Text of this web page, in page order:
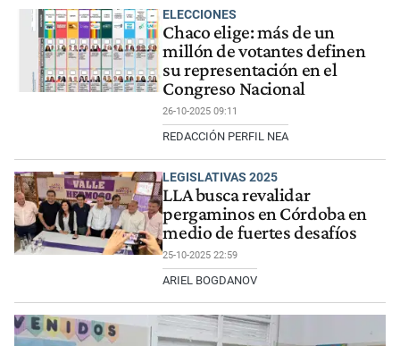
ELECCIONES
Chaco elige: más de un
millón de votantes definen
su representación en el
Congreso Nacional
26-10-2025 09:11
REDACCIÓN PERFIL NEA
LEGISLATIVAS 2025
LLA busca revalidar
pergaminos en Córdoba en
medio de fuertes desafíos
25-10-2025 22:59
ARIEL BOGDANOV